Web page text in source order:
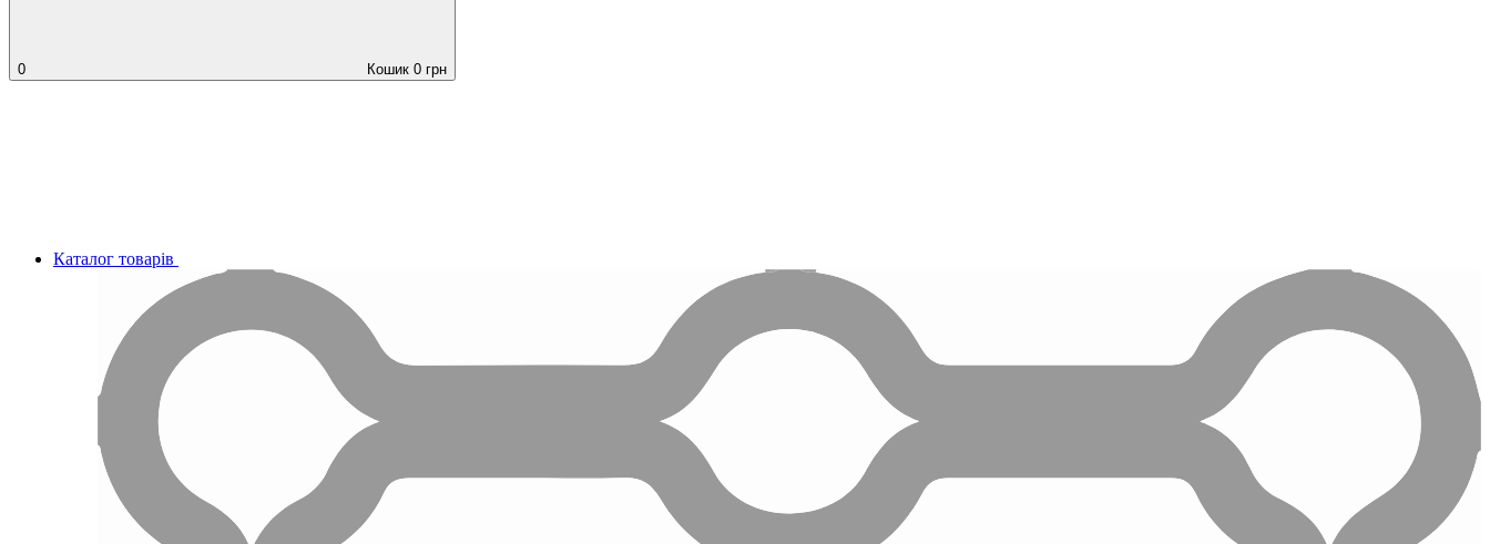
0 Кошик 0 грн
Каталог товарів